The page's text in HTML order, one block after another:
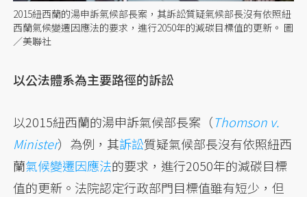
2015紐西蘭的湯申訴氣候部長案，其訴訟質疑氣候部長沒有依照紐
西蘭氣候變遷因應法的要求，進行2050年的減碳目標值的更新。 圖
／美聯社
以公法體系為主要路徑的訴訟
以2015紐西蘭的湯申訴氣候部長案（Thomson v.
Minister）為例，其訴訟質疑氣候部長沒有依照紐西
蘭氣候變遷因應法的要求，進行2050年的減碳目標
值的更新。法院認定行政部門目標值雖有短少，但